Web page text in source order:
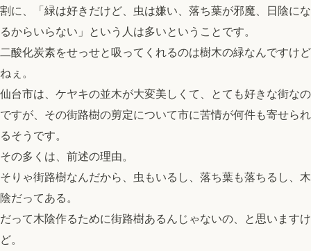
割に、「緑は好きだけど、虫は嫌い、落ち葉が邪魔、日陰にな
るからいらない」という人は多いということです。
二酸化炭素をせっせと吸ってくれるのは樹木の緑なんですけど
ねぇ。
仙台市は、ケヤキの並木が大変美しくて、とても好きな街なの
ですが、その街路樹の剪定について市に苦情が何件も寄せられ
るそうです。
その多くは、前述の理由。
そりゃ街路樹なんだから、虫もいるし、落ち葉も落ちるし、木
陰だってある。
だって木陰作るために街路樹あるんじゃないの、と思いますけ
ど。